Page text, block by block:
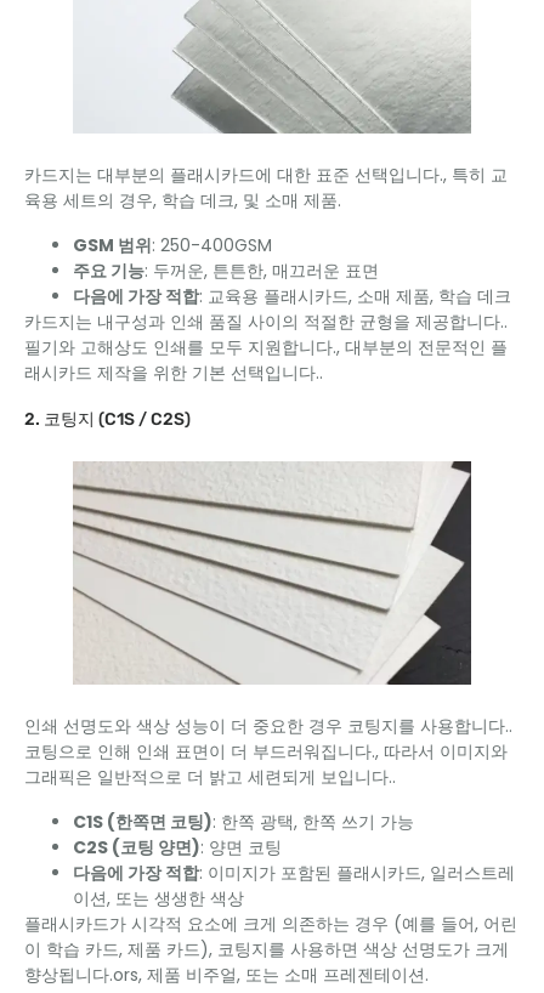
카드지는 대부분의 플래시카드에 대한 표준 선택입니다., 특히 교
육용 세트의 경우, 학습 데크, 및 소매 제품.
GSM 범위: 250-400GSM
주요 기능: 두꺼운, 튼튼한, 매끄러운 표면
다음에 가장 적합: 교육용 플래시카드, 소매 제품, 학습 데크
카드지는 내구성과 인쇄 품질 사이의 적절한 균형을 제공합니다..
필기와 고해상도 인쇄를 모두 지원합니다., 대부분의 전문적인 플
래시카드 제작을 위한 기본 선택입니다..
2. 코팅지 (C1S / C2S)
인쇄 선명도와 색상 성능이 더 중요한 경우 코팅지를 사용합니다..
코팅으로 인해 인쇄 표면이 더 부드러워집니다., 따라서 이미지와
그래픽은 일반적으로 더 밝고 세련되게 보입니다..
C1S (한쪽면 코팅): 한쪽 광택, 한쪽 쓰기 가능
C2S (코팅 양면): 양면 코팅
다음에 가장 적합: 이미지가 포함된 플래시카드, 일러스트레
이션, 또는 생생한 색상
플래시카드가 시각적 요소에 크게 의존하는 경우 (예를 들어, 어린
이 학습 카드, 제품 카드), 코팅지를 사용하면 색상 선명도가 크게
향상됩니다.ors, 제품 비주얼, 또는 소매 프레젠테이션.